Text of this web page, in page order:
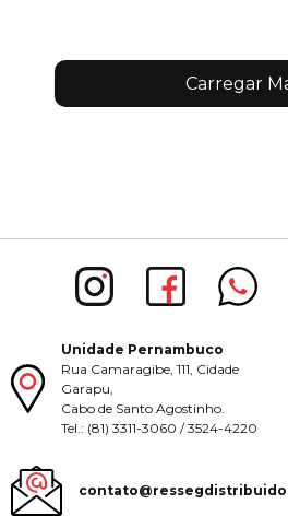
Carregar
Unidade Pernambuco
Rua Camaragibe, 111, Cidade
Garapu,
Cabo de Santo Agostinho.
Tel.: (81) 3311-3060 / 3524-4220